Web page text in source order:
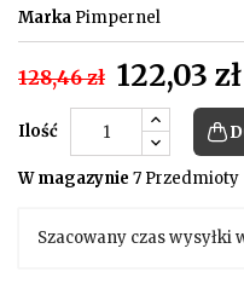
Marka Pimpernel
128,46 zł 122,03 zł
Ilość
W magazynie 7 Przedmioty
Szacowany czas wysyłki